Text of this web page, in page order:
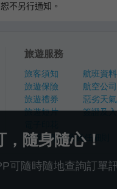
不另行通知。
旅遊服務
旅客須知
旅遊保險
旅遊禮券
旅遊短片
航班資料
航空公
惡劣天
簽證及
旅行團報名及責任細則
隨身隨心！
可隨時隨地查詢訂單